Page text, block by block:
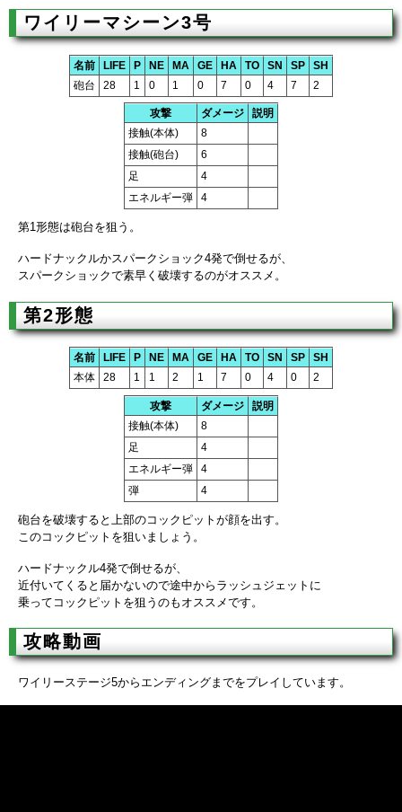
ワイリーマシーン3号
名前 LIFE P NE MA GE HA TO SN SP
SH
砲台
28 1 0 1 0 7 0 4 7 2
攻撃 ダメージ
説明
接触(本体)
8
接触(砲台)
6
足
4
エネルギー弾
4
第1形態は砲台を狙う。
ハードナックルかスパークショック4発で倒せるが、
スパークショックで素早く破壊するのがオススメ。
第2形態
名前 LIFE P NE MA GE HA TO SN SP
SH
本体
28 1 1 2 1 7 0 4 0 2
攻撃 ダメージ
説明
接触(本体)
8
足
4
エネルギー弾
4
弾
4
砲台を破壊すると上部のコックピットが顔を出す。
このコックピットを狙いましょう。
ハードナックル4発で倒せるが、
近付いてくると届かないので途中からラッシュジェットに
乗ってコックピットを狙うのもオススメです。
攻略動画
ワイリーステージ5からエンディングまでをプレイしています。